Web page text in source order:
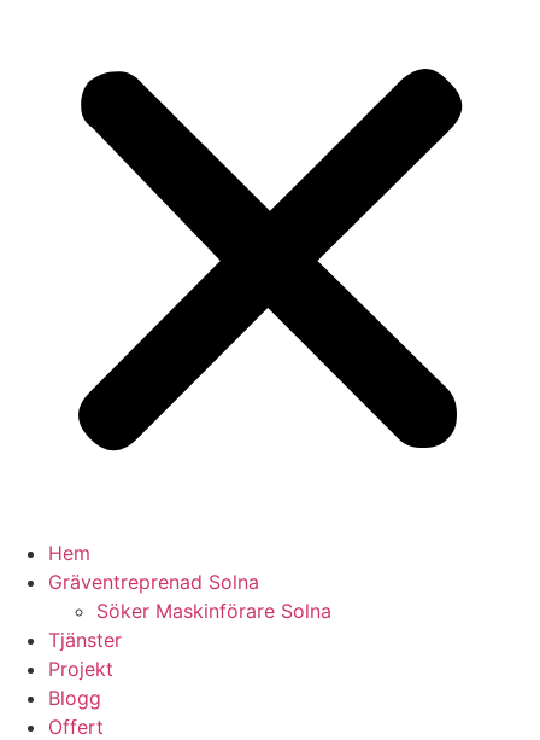
Hem
Gräventreprenad Solna
Söker Maskinförare Solna
Tjänster
Projekt
Blogg
Offert